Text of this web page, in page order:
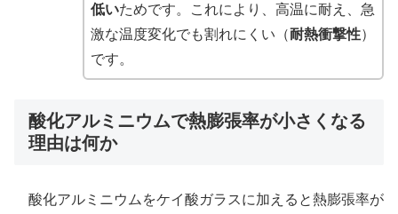
低いためです。これにより、高温に耐え、急
激な温度変化でも割れにくい（耐熱衝撃性）
です。
酸化アルミニウムで熱膨張率が小さくなる
理由は何か
酸化アルミニウムをケイ酸ガラスに加えると熱膨張率が